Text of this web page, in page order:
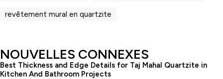
revêtement mural en quartzite
NOUVELLES CONNEXES
Best Thickness and Edge Details for Taj Mahal Quartzite in
Kitchen And Bathroom Projects